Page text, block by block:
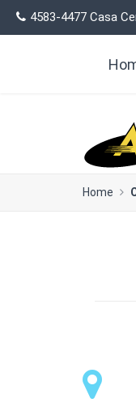
4583-4477 Casa
Home